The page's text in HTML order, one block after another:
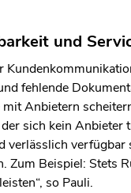
Bereich des
und
fehlende
Anbietern
sich kein
verlässlich
Zum Beispiel: Stets
so Pauli.